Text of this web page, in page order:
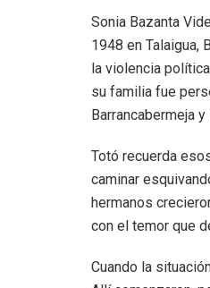
Sonia Bazanta
1948 en Talaigua,
la violencia
su familia fue
Barrancabermeja
Totó recuerda
caminar
hermanos
con el temor que
Cuando la